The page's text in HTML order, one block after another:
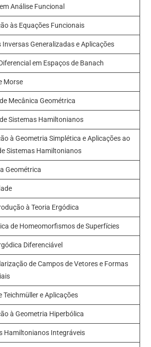
Análise Funcional
às Equações Funcionais
Inversas Generalizadas e Aplicações
em Espaços de Banach
Morse
Mecânica Geométrica
Sistemas Hamiltonianos
à Geometria Simplética e Aplicações ao
Sistemas Hamiltonianos
Geométrica
à Teoria Ergódica
de Homeomorfismos de Superfícies
Diferenciável
de Campos de Vetores e Formas
Teichmüller e Aplicações
à Geometria Hiperbólica
Hamiltonianos Integráveis